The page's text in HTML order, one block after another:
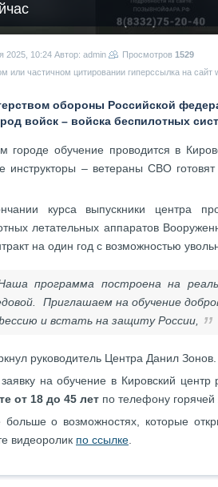
2025, 10:24 Автор: admin Просмотров 1529
или частичном цитировании гиперссылка на сайт
обороны Российской
войск – войска беспилотных
городе обучение проводится в
инструкторы – ветераны СВО
курса выпускники центра
летательных аппаратов
на один год с возможностью
программа построена на
Приглашаем на обучение
и встать на защиту России,
руководитель Центра Данил Зонов.
на обучение в Кировский центр
от 18 до 45 лет по телефону
больше о возможностях, которые
видеоролик по ссылке